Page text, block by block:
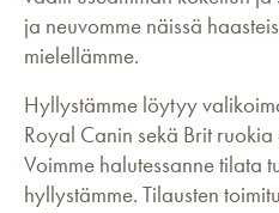
ja neuvomme näissä
mielellämme.
Hyllystämme löytyy
Royal Canin sekä Brit
Voimme halutessanne tilata
hyllystämme. Tilausten